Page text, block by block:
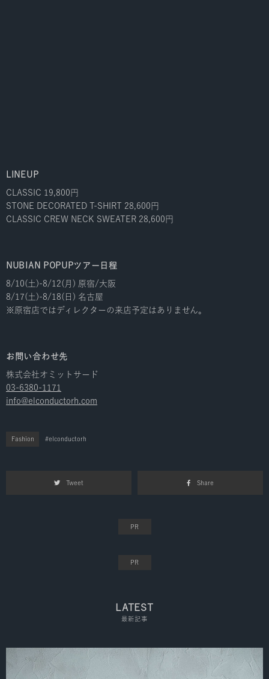
LINEUP
CLASSIC 19,800円
STONE DECORATED T-SHIRT 28,600円
CLASSIC CREW NECK SWEATER 28,600円
NUBIAN POPUPツアー日程
8/10(土)-8/12(月) 原宿/大阪
8/17(土)-8/18(日) 名古屋
※原宿店ではディレクターの来店予定はありません。
お問い合わせ先
株式会社オミットサード
03-6380-1171
info@elconductorh.com
Fashion elconductorh
Tweet Share
LATEST
最新記事